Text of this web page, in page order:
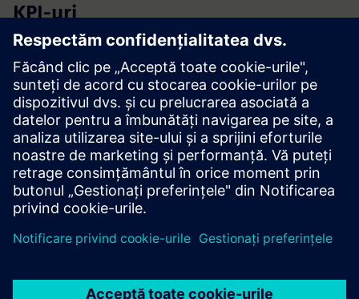
KPI-uri
Satisfacția ocupantului
Reducerea concediului medical
Rata vacanțelor